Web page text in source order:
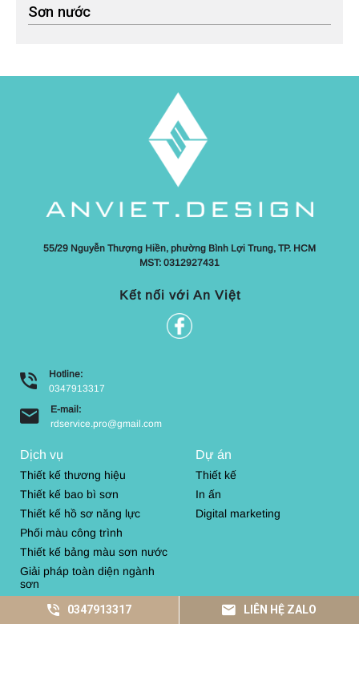
Sơn nước
55/29 Nguyễn Thượng Hiền, phường Bình Lợi Trung, TP. HCM
MST: 0312927431
Kết nối với An Việt
Hotline:
0347913317
E-mail:
rdservice.pro@gmail.com
Dịch vụ
Thiết kế thương hiệu
Thiết kế bao bì sơn
Thiết kế hồ sơ năng lực
Phối màu công trình
Thiết kế bảng màu sơn nước
Giải pháp toàn diện ngành
sơn
Truyền thông
Sản xuất hình ảnh
Dự án
Thiết kế
In ấn
Digital marketing
0347913317 LIÊN HỆ ZALO